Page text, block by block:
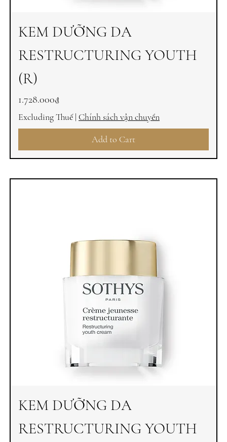
KEM DƯỠNG DA
RESTRUCTURING YOUTH
(R)
Price
1.728.000₫
Excluding Thuế| Chính sách vận chuyển
Add to Cart
KEM DƯỠNG DA
RESTRUCTURING YOUTH